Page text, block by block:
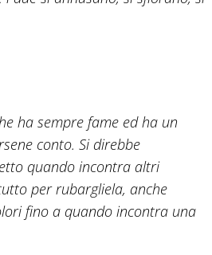
ha sempre fame ed ha un
conto. Si direbbe
quando incontra altri
per rubargliela, anche
fino a quando incontra una